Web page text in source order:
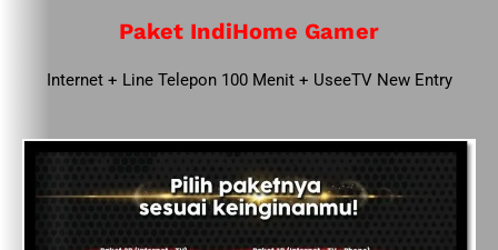
Paket IndiHome Gamer
Internet + Line Telepon 100 Menit + UseeTV New Entry